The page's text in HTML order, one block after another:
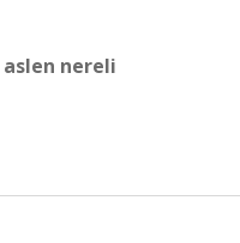
nereli